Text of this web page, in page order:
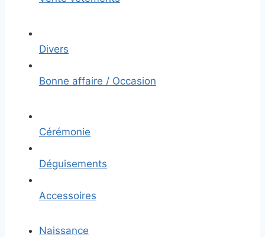
Divers
Bonne affaire / Occasion
Cérémonie
Déguisements
Accessoires
Naissance